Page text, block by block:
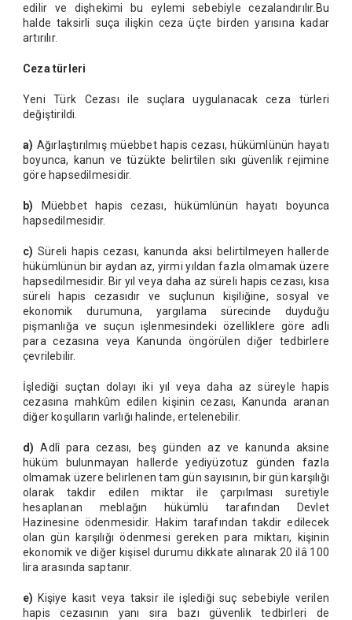
edilir ve dişhekimi bu eylemi sebebiyle cezalandırılır.Bu
halde taksirli suça ilişkin ceza üçte birden yarısına kadar
artırılır.
Ceza türleri
Yeni Türk Cezası ile suçlara uygulanacak ceza türleri
değiştirildi.
a) Ağırlaştırılmış müebbet hapis cezası, hükümlünün hayatı
boyunca, kanun ve tüzükte belirtilen sıkı güvenlik rejimine
göre hapsedilmesidir.
b) Müebbet hapis cezası, hükümlünün hayatı boyunca
hapsedilmesidir.
c) Süreli hapis cezası, kanunda aksi belirtilmeyen hallerde
hükümlünün bir aydan az, yirmi yıldan fazla olmamak üzere
hapsedilmesidir. Bir yıl veya daha az süreli hapis cezası, kısa
süreli hapis cezasıdır ve suçlunun kişiliğine, sosyal ve
ekonomik durumuna, yargılama sürecinde duyduğu
pişmanlığa ve suçun işlenmesindeki özelliklere göre adli
para cezasına veya Kanunda öngörülen diğer tedbirlere
çevrilebilir.
İşlediği suçtan dolayı iki yıl veya daha az süreyle hapis
cezasına mahkûm edilen kişinin cezası, Kanunda aranan
diğer koşulların varlığı halinde, ertelenebilir.
d) Adlî para cezası, beş günden az ve kanunda aksine
hüküm bulunmayan hallerde yediyüzotuz günden fazla
olmamak üzere belirlenen tam gün sayısının, bir gün karşılığı
olarak takdir edilen miktar ile çarpılması suretiyle
hesaplanan meblağın hükümlü tarafından Devlet
Hazinesine ödenmesidir. Hakim tarafından takdir edilecek
olan gün karşılığı ödenmesi gereken para miktarı, kişinin
ekonomik ve diğer kişisel durumu dikkate alınarak 20 ilâ 100
lira arasında saptanır.
e) Kişiye kasıt veya taksir ile işlediği suç sebebiyle verilen
hapis cezasının yanı sıra bazı güvenlik tedbirleri de